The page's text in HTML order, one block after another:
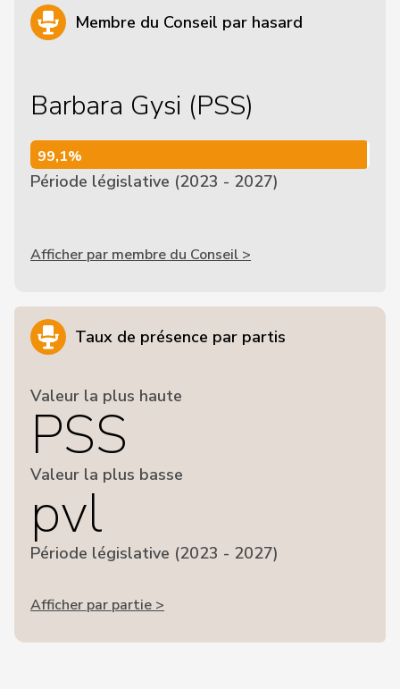
Membre du Conseil par hasard
Barbara Gysi (PSS)
99,1%
99,1%
Période législative (2023 - 2027)
Afficher par membre du Conseil >
Taux de présence par partis
Valeur la plus haute
PSS
Valeur la plus basse
pvl
Période législative (2023 - 2027)
Afficher par partie >